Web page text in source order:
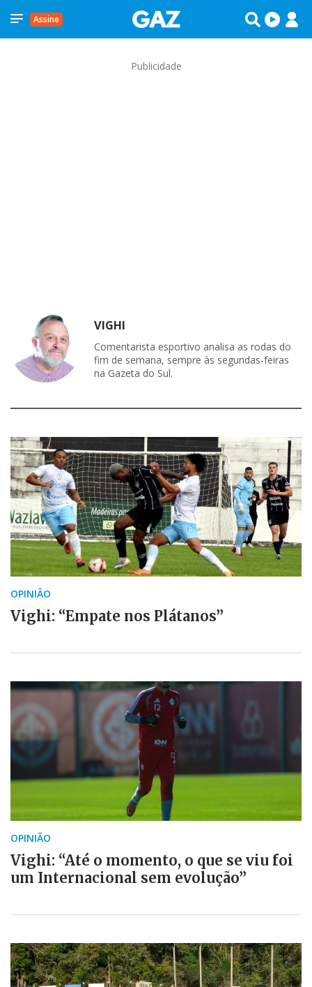
Assine
Publicidade
VIGHI
Comentarista esportivo analisa as rodas do
fim de semana, sempre às segundas-feiras
na Gazeta do Sul.
OPINIÃO
Vighi: “Empate nos Plátanos”
OPINIÃO
Vighi: “Até o momento, o que se viu foi
um Internacional sem evolução”